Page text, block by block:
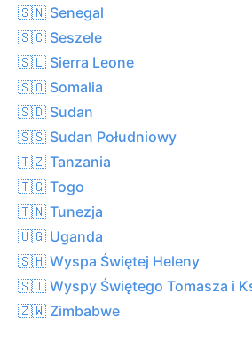
🇸🇳 Senegal
🇸🇨 Seszele
🇸🇱 Sierra Leone
🇸🇴 Somalia
🇸🇩 Sudan
🇸🇸 Sudan Południowy
🇹🇿 Tanzania
🇹🇬 Togo
🇹🇳 Tunezja
🇺🇬 Uganda
🇸🇭 Wyspa Świętej Heleny
🇸🇹 Wyspy Świętego Tomasza i
🇿🇼 Zimbabwe